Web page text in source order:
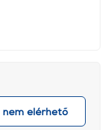
nem elérhető